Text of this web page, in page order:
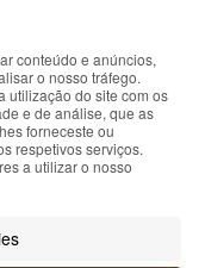
dia 09-
your visit using
of the
and
the use of
conteúdo e anúncios,
o nosso tráfego.
utilização do site com os
e de análise, que as
forneceste ou
respetivos serviços.
a utilizar o nosso